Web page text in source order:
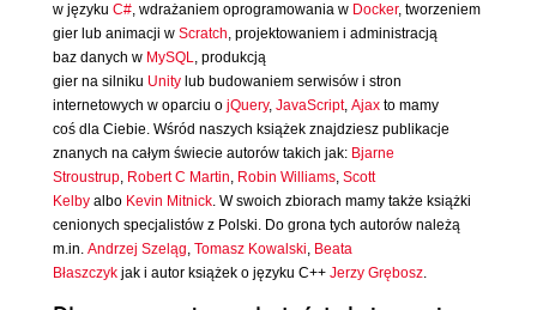
w języku C#, wdrażaniem oprogramowania w Docker, tworzeniem
gier lub animacji w Scratch, projektowaniem i administracją
baz danych w MySQL, produkcją
gier na silniku Unity lub budowaniem serwisów i stron
internetowych w oparciu o jQuery, JavaScript, Ajax to mamy
coś dla Ciebie. Wśród naszych książek znajdziesz publikacje
znanych na całym świecie autorów takich jak: Bjarne
Stroustrup, Robert C Martin, Robin Williams, Scott
Kelby albo Kevin Mitnick. W swoich zbiorach mamy także książki
cenionych specjalistów z Polski. Do grona tych autorów należą
m.in. Andrzej Szeląg, Tomasz Kowalski, Beata
Błaszczyk jak i autor książek o języku C++ Jerzy Grębosz.